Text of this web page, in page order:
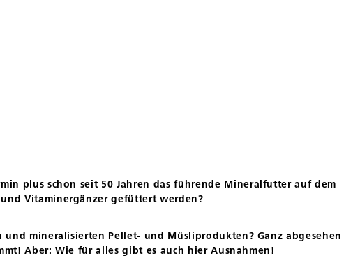
plus schon seit 50 Jahren das führende Mineralfutter auf dem
Vitaminergänzer gefüttert werden?
mineralisierten Pellet- und Müsliprodukten? Ganz abgesehen
Aber: Wie für alles gibt es auch hier Ausnahmen!